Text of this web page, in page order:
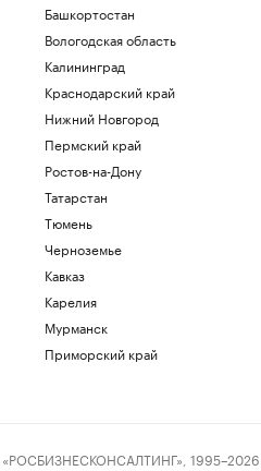
Башкортостан
Вологодская область
Калининград
Краснодарский край
Нижний Новгород
Пермский край
Ростов-на-Дону
Татарстан
Тюмень
Черноземье
Кавказ
Карелия
Мурманск
Приморский край
1995–2026.